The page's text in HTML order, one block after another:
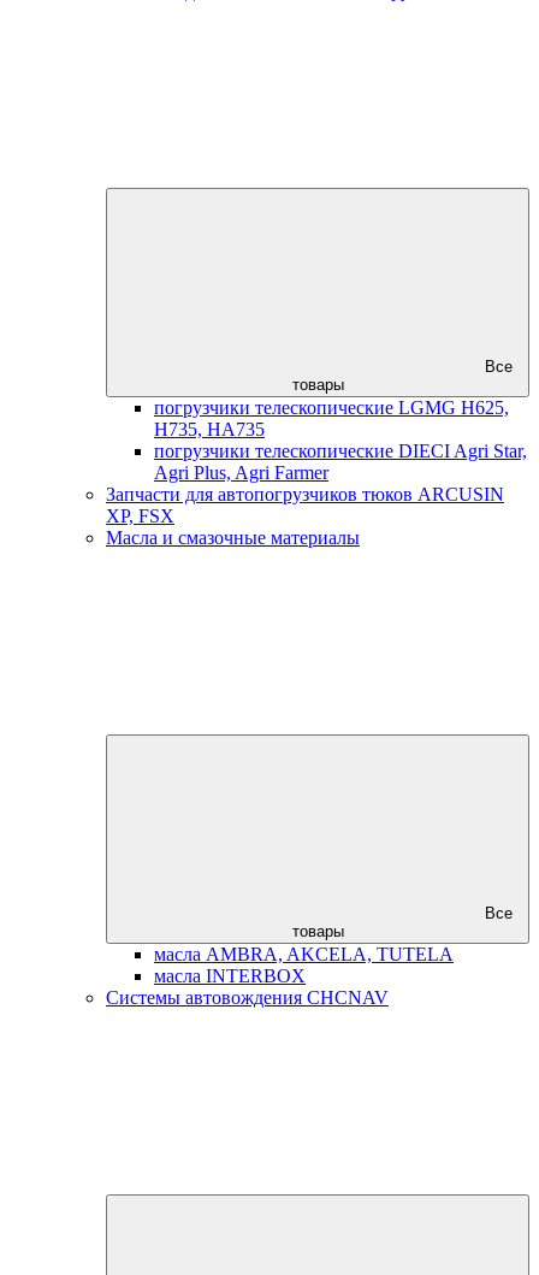
Все
товары
погрузчики телескопические LGMG H625,
H735, HA735
погрузчики телескопические DIECI Agri Star,
Agri Plus, Agri Farmer
Запчасти для автопогрузчиков тюков ARCUSIN
XP, FSX
Масла и смазочные материалы
Все
товары
масла AMBRA, AKCELA, TUTELA
масла INTERBOX
Системы автовождения CHCNAV